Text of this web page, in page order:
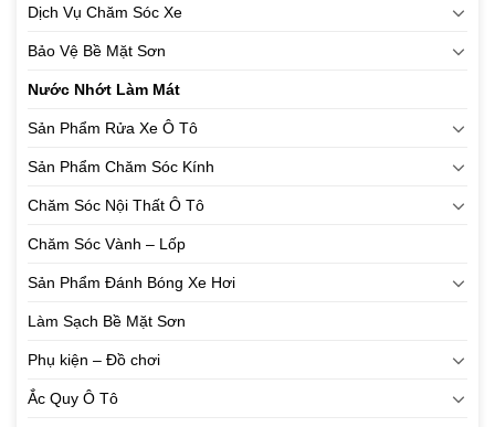
Dịch Vụ Chăm Sóc Xe
Bảo Vệ Bề Mặt Sơn
Nước Nhớt Làm Mát
Sản Phẩm Rửa Xe Ô Tô
Sản Phẩm Chăm Sóc Kính
Chăm Sóc Nội Thất Ô Tô
Chăm Sóc Vành – Lốp
Sản Phẩm Đánh Bóng Xe Hơi
Làm Sạch Bề Mặt Sơn
Phụ kiện – Đồ chơi
Ắc Quy Ô Tô